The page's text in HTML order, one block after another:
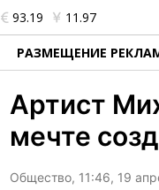
93.19 11.97
РАЗМЕЩЕНИЕ
Артист
мечте
Общество, 11:46, 19